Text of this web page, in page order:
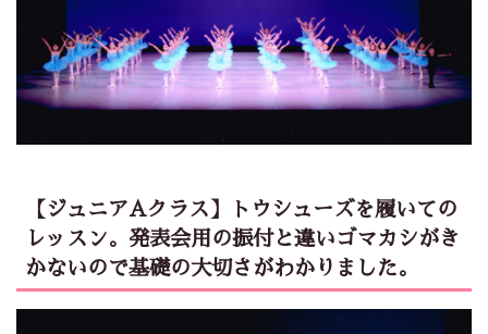
【ジュニアAクラス】トウシューズを履いての
レッスン。発表会用の振付と違いゴマカシがき
かないので基礎の大切さがわかりました。